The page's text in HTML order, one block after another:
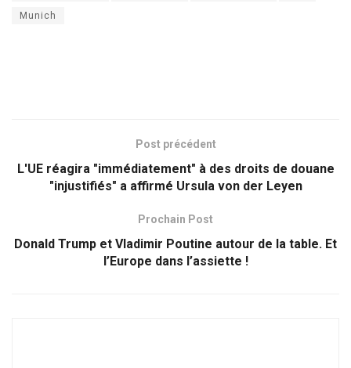
Munich
Post précédent
L'UE réagira "immédiatement" à des droits de douane
"injustifiés" a affirmé Ursula von der Leyen
Prochain Post
Donald Trump et Vladimir Poutine autour de la table. Et
l’Europe dans l’assiette !